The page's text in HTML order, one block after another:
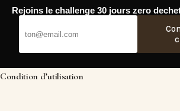
Passer
Condition d’utilisation
Rejoins le challenge 30 jours zero